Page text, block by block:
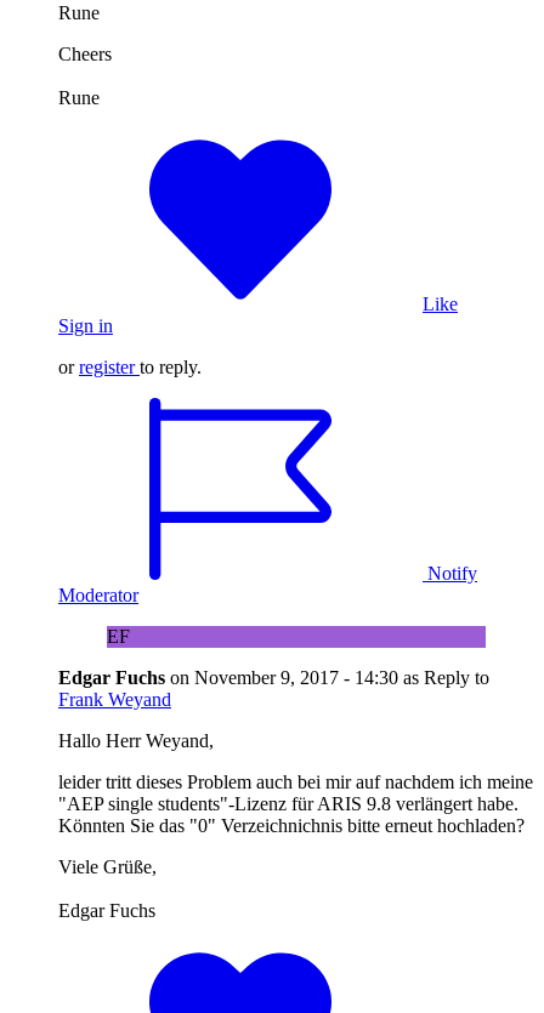
Rune
Cheers
Rune
Like
Sign in
orregister to reply.
Notify
Moderator
EF
Edgar Fuchs on November 9, 2017 - 14:30 as Reply to
Frank Weyand
Hallo Herr Weyand,
leider tritt dieses Problem auch bei mir auf nachdem ich meine
"AEP single students"-Lizenz für ARIS 9.8 verlängert habe.
Könnten Sie das "0" Verzeichnichnis bitte erneut hochladen?
Viele Grüße,
Edgar Fuchs